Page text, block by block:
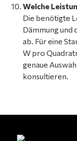
Welche
Die benötigte
Dämmung und
ab. Für eine
W pro
genaue
konsultieren.